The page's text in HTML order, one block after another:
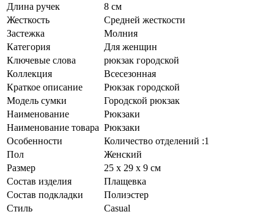
Длина ручек
8 см
Жесткость
Средней жесткости
Застежка
Молния
Категория
Для женщин
Ключевые слова
рюкзак городской
Коллекция
Всесезонная
Краткое описание
Рюкзак городской
Модель сумки
Городской рюкзак
Наименование
Рюкзаки
Наименование товара Рюкзаки
Особенности
Количество отделений :1
Пол
Женский
Размер
25 х 29 х 9 см
Состав изделия
Плащевка
Состав подкладки
Полиэстер
Стиль
Casual